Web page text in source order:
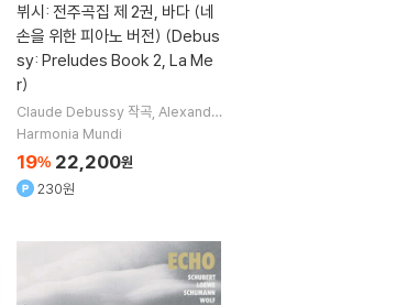
뷔시: 전주곡집 제 2권, 바다 (네
손을 위한 피아노 버전) (Debus
sy: Preludes Book 2, La Me
r)
Claude Debussy 작곡 Alexande
r Melnikov Olga Pashchenko
Harmonia Mundi
19% 22,200원
230원